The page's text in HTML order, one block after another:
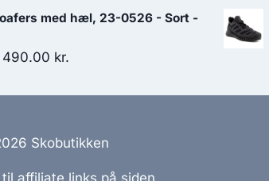
454.30 kr..
oprindelige
var:
aktuelle
med hæl, 23-0526 - Sort -
Den
pris
700.00 kr..
490.00 kr.
pris
490.00 kr..
Skobutikken
affiliate links på siden.